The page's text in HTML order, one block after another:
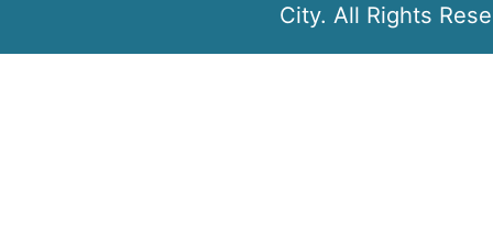
City. All Rights